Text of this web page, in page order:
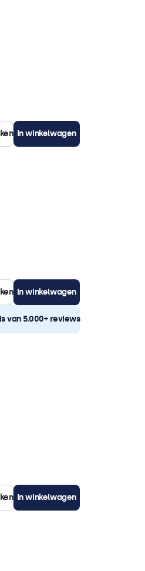
In winkelwagen
In winkelwagen
van 5.000+ reviews
In winkelwagen